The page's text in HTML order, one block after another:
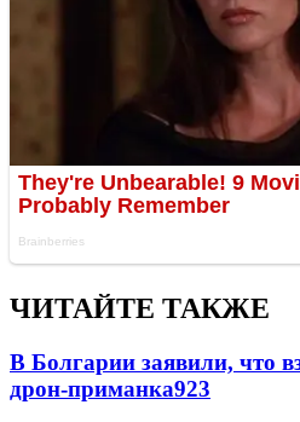
ЧИТАЙТЕ ТАКЖЕ
В Болгарии заявили, что
дрон-приманка923